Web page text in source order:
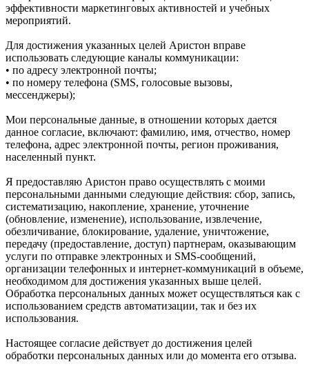
эффективности маркетинговых активностей и учебных
мероприятий.
Для достижения указанных целей Аристон вправе
использовать следующие каналы коммуникации:
• по адресу электронной почты;
• по номеру телефона (SMS, голосовые вызовы,
мессенджеры);
Мои персональные данные, в отношении которых дается
данное согласие, включают: фамилию, имя, отчество, номер
телефона, адрес электронной почты, регион проживания,
населенный пункт.
Я предоставляю Аристон право осуществлять с моими
персональными данными следующие действия: сбор, запись,
систематизацию, накопление, хранение, уточнение
(обновление, изменение), использование, извлечение,
обезличивание, блокирование, удаление, уничтожение,
передачу (предоставление, доступ) партнерам, оказывающим
услуги по отправке электронных и SMS‑сообщений,
организации телефонных и интернет‑коммуникаций в объеме,
необходимом для достижения указанных выше целей.
Обработка персональных данных может осуществляться как с
использованием средств автоматизации, так и без их
использования.
Настоящее согласие действует до достижения целей
обработки персональных данных или до момента его отзыва.